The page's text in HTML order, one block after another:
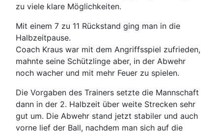
zu viele klare Möglichkeiten.
Mit einem 7 zu 11 Rückstand ging man in die
Halbzeitpause.
Coach Kraus war mit dem Angriffsspiel zufrieden,
mahnte seine Schützlinge aber, in der Abwehr
noch wacher und mit mehr Feuer zu spielen.
Die Vorgaben des Trainers setzte die Mannschaft
dann in der 2. Halbzeit über weite Strecken sehr
gut um. Die Abwehr stand jetzt stabiler und auch
vorne lief der Ball, nachdem man sich auf die